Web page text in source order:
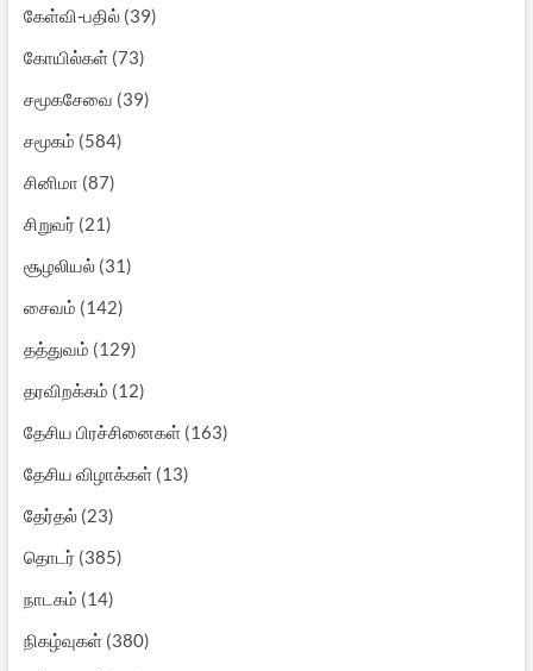
கேள்வி-பதில்(39)
கோயில்கள்(73)
சமூகசேவை (39)
சமூகம் (584)
சினிமா (87)
சிறுவர் (21)
சூழலியல்(31)
சைவம் (142)
தத்துவம் (129)
தரவிறக்கம் (12)
தேசிய பிரச்சினைகள்(163)
தேசிய விழாக்கள்(13)
தேர்தல்(23)
தொடர் (385)
நாடகம் (14)
நிகழ்வுகள்(380)